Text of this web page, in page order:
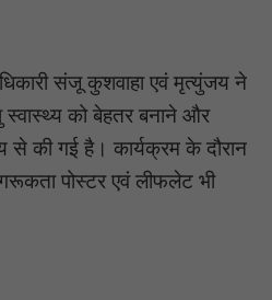
संजू कुशवाहा एवं मृत्युंजय ने
स्वास्थ्य को बेहतर बनाने और
से की गई है। कार्यक्रम के दौरान
पोस्टर एवं लीफलेट भी